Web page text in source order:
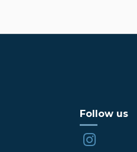
Follow us